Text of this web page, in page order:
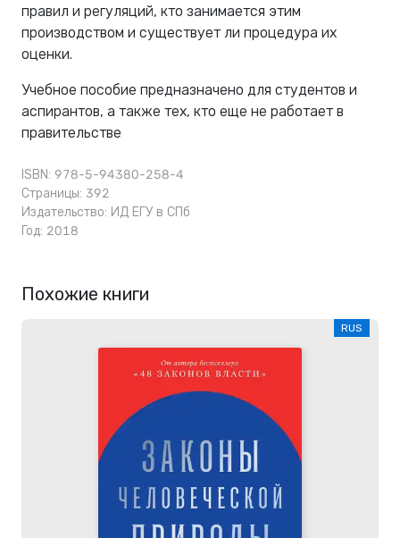
правил и регуляций, кто занимается этим
производством и существует ли процедура их
оценки.
Учебное пособие предназначено для студентов и
аспирантов, а также тех, кто еще не работает в
правительстве
ISBN: 978-5-94380-258-4
Страницы: 392
Издательство: ИД ЕГУ в СПб
Год: 2018
Похожие книги
RUS